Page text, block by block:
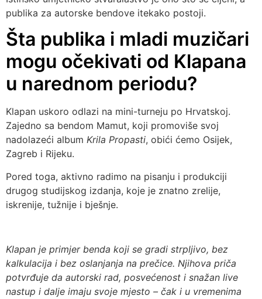
publika za autorske bendove itekako postoji.
Šta publika i mladi muzičari
mogu očekivati od Klapana
u narednom periodu?
Klapan uskoro odlazi na mini-turneju po Hrvatskoj.
Zajedno sa bendom Mamut, koji promoviše svoj
nadolazeći album Krila Propasti, obići ćemo Osijek,
Zagreb i Rijeku.
Pored toga, aktivno radimo na pisanju i produkciji
drugog studijskog izdanja, koje je znatno zrelije,
iskrenije, tužnije i bješnje.
Klapan je primjer benda koji se gradi strpljivo, bez
kalkulacija i bez oslanjanja na prečice. Njihova priča
potvrđuje da autorski rad, posvećenost i snažan live
nastup i dalje imaju svoje mjesto – čak i u vremenima